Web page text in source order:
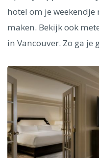
Dresden
Ålesund
Parijs Tokio Amsterdam
hotel om je weekendje
maken. Bekijk ook
in Vancouver. Zo ga